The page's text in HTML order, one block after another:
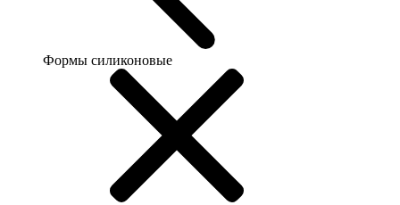
Формы силиконовые